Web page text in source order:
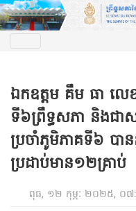
ឯកឧត្តម​ គឹម​ ធា​ លេ
ទី៦ព្រឹទ្ធសភា និងជា
ប្រចាំភូមិភាគ​ទី៦ ប
ប្រដាប់មាន១២គ្រាប់
ពុធ, ១២ កុម្ភៈ ២០២៥, ០